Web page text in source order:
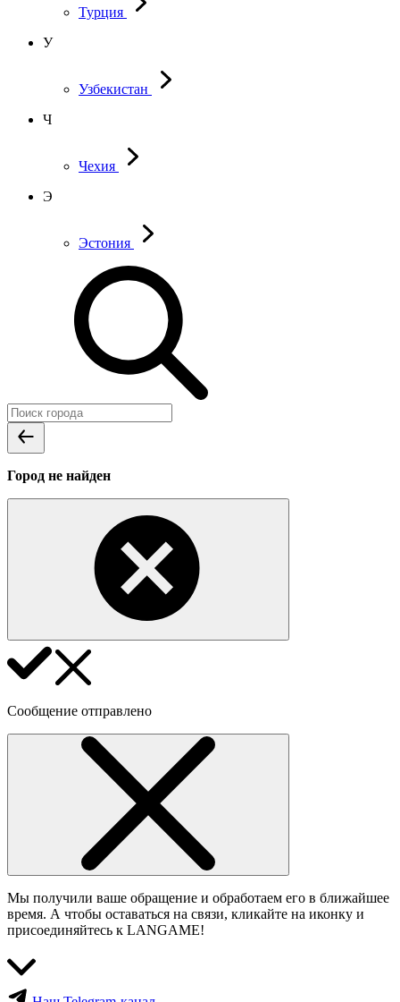
Турция
У
Узбекистан
Ч
Чехия
Э
Эстония
Город не найден
Сообщение отправлено
Мы получили ваше обращение и обработаем его в ближайшее
время. А чтобы оставаться на связи, кликайте на иконку и
присоединяйтесь к LANGAME!